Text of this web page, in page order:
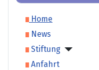
Home
News
Stiftung
Anfahrt